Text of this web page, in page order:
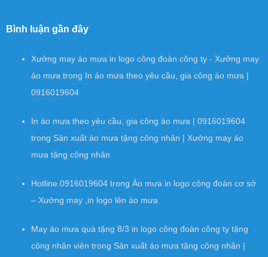
Bình luận gần đây
Xưởng may áo mưa in logo công đoàn công ty - Xưởng may
áo mưa trong In áo mưa theo yêu cầu, gia công áo mưa |
0916019604
In áo mưa theo yêu cầu, gia công áo mưa | 0916019604
trong Sản xuất áo mưa tặng công nhân | Xưởng may áo
mưa tặng công nhân
Hotline.0916019604 trong Áo mưa in logo công đoàn cơ sở
– Xưởng may ,in logo lên áo mưa
May áo mưa quà tặng 8/3 in logo công đoàn công ty tặng
công nhân viên trong Sản xuất áo mưa tặng công nhân |